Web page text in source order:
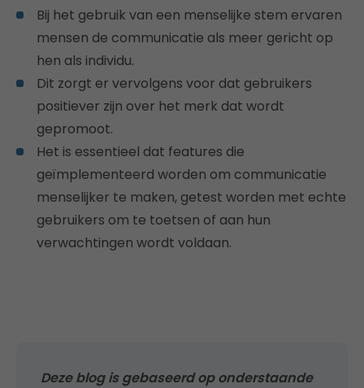
Bij het gebruik van een menselijke stem ervaren
mensen de communicatie als meer gericht op
hen als individu.
Dit zorgt er vervolgens voor dat gebruikers
positiever zijn over het merk dat wordt
gepromoot.
Het is essentieel dat features die
geïmplementeerd worden om communicatie
menselijker te maken, getest worden met echte
gebruikers om te toetsen of aan hun
verwachtingen wordt voldaan.
Deze blog is gebaseerd op onderstaande